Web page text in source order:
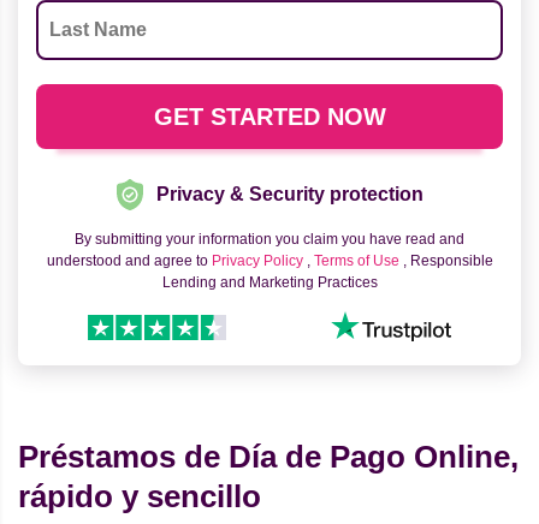
Privacy & Security protection
By submitting your information you claim you have read and
understood and agree to Privacy Policy , Terms of Use , Responsible
Lending and Marketing Practices
Préstamos de Día de Pago Online,
rápido y sencillo